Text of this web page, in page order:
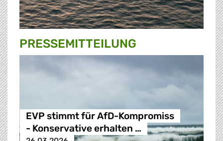
PRESSE­MITTEILUNG
EVP stimmt für AfD-Kompromiss
- Konservative erhalten …